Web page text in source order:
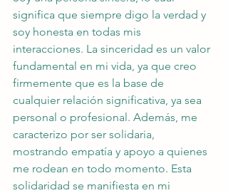
significa que siempre digo la verdad y
soy honesta en todas mis
interacciones. La sinceridad es un valor
fundamental en mi vida, ya que creo
firmemente que es la base de
cualquier relación significativa, ya sea
personal o profesional. Además, me
caracterizo por ser solidaria,
mostrando empatía y apoyo a quienes
me rodean en todo momento. Esta
solidaridad se manifiesta en mi